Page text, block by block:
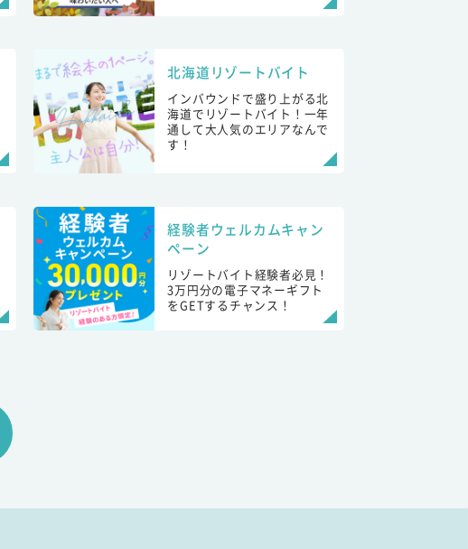
北海道リゾートバイト
インバウンドで盛り上がる北
海道でリゾートバイト！一年
通して大人気のエリアなんで
す！
経験者ウェルカムキャン
ペーン
リゾートバイト経験者必見！
3万円分の電子マネーギフト
をGETするチャンス！